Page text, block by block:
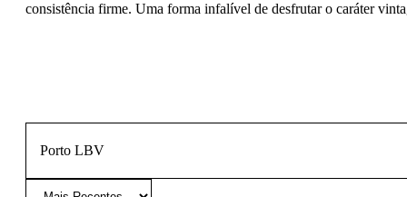
consistência firme. Uma forma infalível de desfrutar o caráter
Porto LBV